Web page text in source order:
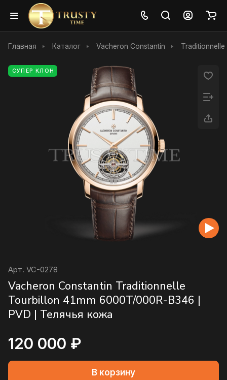
Главная Каталог Vacheron Constantin Traditionnelle
СУПЕР КЛОН
Арт. VC-0278
Vacheron Constantin Traditionnelle
Tourbillon 41mm 6000T/000R-B346 |
PVD | Телячья кожа
120 000 ₽
В корзину